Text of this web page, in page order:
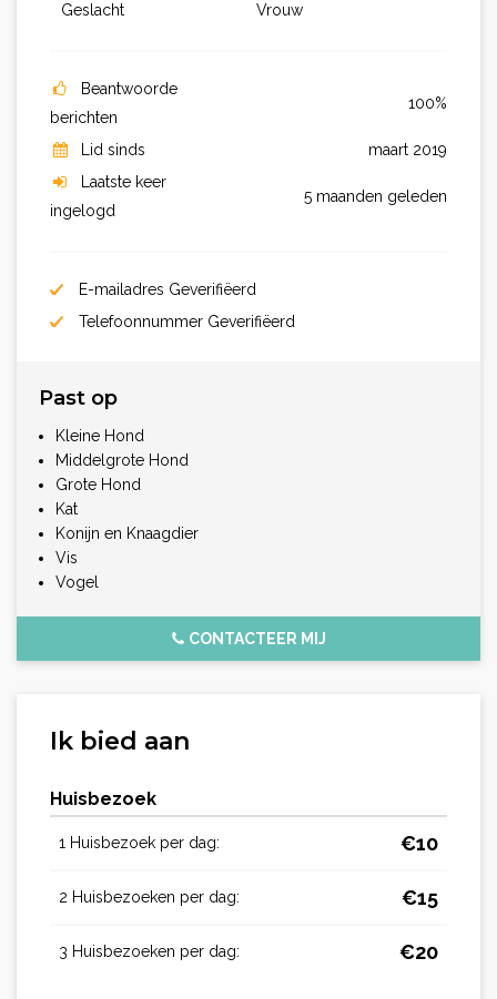
Geslacht
Vrouw
Beantwoorde
berichten
100%
Lid sinds
maart 2019
Laatste keer
ingelogd
5 maanden geleden
E-mailadres Geverifiëerd
Telefoonnummer Geverifiëerd
Past op
Kleine Hond
Middelgrote Hond
Grote Hond
Kat
Konijn en Knaagdier
Vis
Vogel
CONTACTEER MIJ
Ik bied aan
Huisbezoek
1 Huisbezoek per dag: €10
2 Huisbezoeken per dag: €15
3 Huisbezoeken per dag: €20